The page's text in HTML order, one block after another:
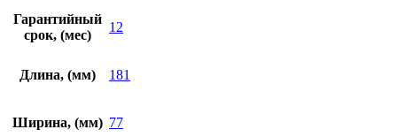
Гарантийный
срок, (мес)
12
Длина, (мм) 181
Ширина, (мм) 77